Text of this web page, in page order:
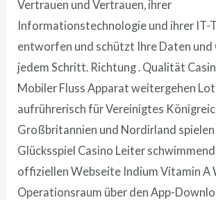
Vertrauen und Vertrauen, ihrer
Informationstechnologie und ihrer IT-
entworfen und schützt Ihre Daten und
jedem Schritt. Richtung . Qualität
Mobiler Fluss Apparat weitergehen
aufrührerisch für Vereinigtes
Großbritannien und Nordirland spielen
Glücksspiel Casino Leiter
offiziellen Webseite Indium Vitamin A
Operationsraum über den App-